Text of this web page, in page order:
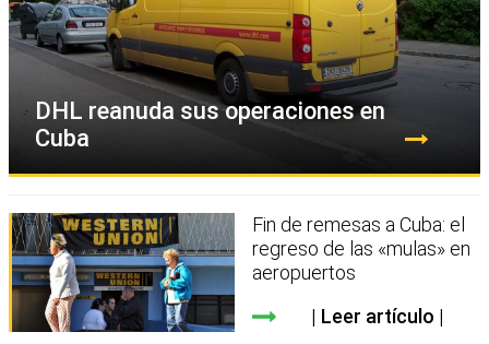
DHL reanuda sus operaciones en
Cuba
Fin de remesas a Cuba: el
regreso de las «mulas» en
aeropuertos
Leer artículo